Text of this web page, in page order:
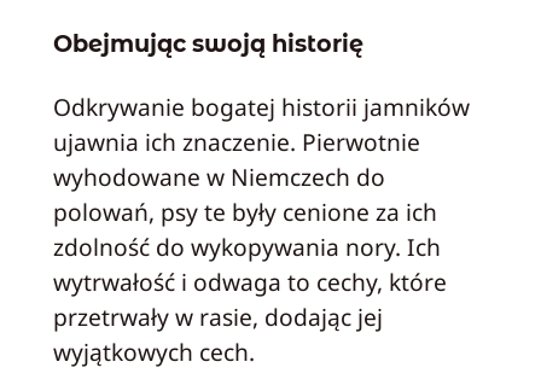
Obejmując swoją historię
Odkrywanie bogatej historii jamników
ujawnia ich znaczenie. Pierwotnie
wyhodowane w Niemczech do
polowań, psy te były cenione za ich
zdolność do wykopywania nory. Ich
wytrwałość i odwaga to cechy, które
przetrwały w rasie, dodając jej
wyjątkowych cech.